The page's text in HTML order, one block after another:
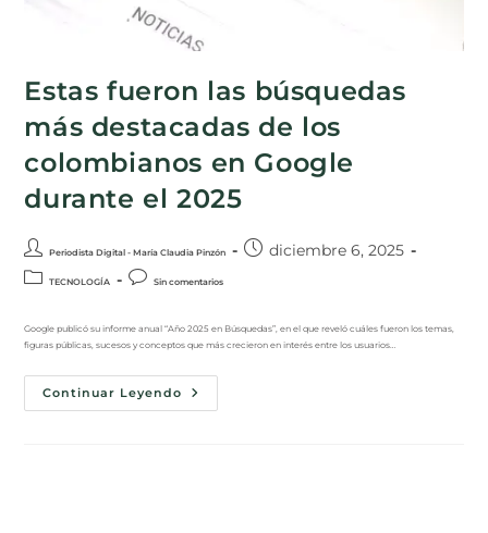
Estas fueron las búsquedas
más destacadas de los
colombianos en Google
durante el 2025
Periodista Digital - María Claudia Pinzón diciembre 6, 2025
TECNOLOGÍA Sin comentarios
Google publicó su informe anual “Año 2025 en Búsquedas”, en el que reveló cuáles fueron los temas,
figuras públicas, sucesos y conceptos que más crecieron en interés entre los usuarios…
Continuar Leyendo